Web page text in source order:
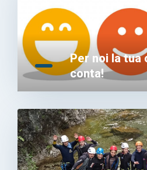
Alpinismo Giovanile
News
Contatti
Per noi la tua
conta!